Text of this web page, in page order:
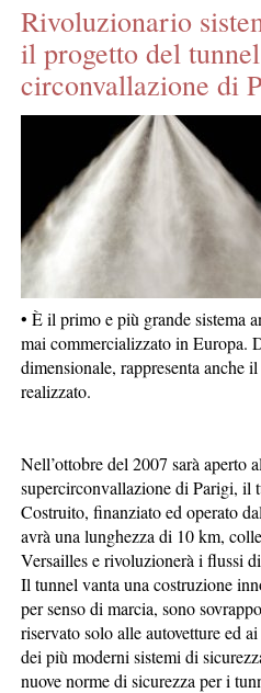
ABOUT US
Rivoluzionario
il progetto del
circonvallazione di
• È il primo e più grande sistema
mai commercializzato in Europa.
dimensionale, rappresenta anche
realizzato.
Nell’ottobre del 2007 sarà aperto
supercirconvallazione di Parigi, il
Costruito, finanziato ed operato
avrà una lunghezza di 10 km,
Versailles e rivoluzionerà i flussi
Il tunnel vanta una costruzione
per senso di marcia, sono
riservato solo alle autovetture ed
dei più moderni sistemi di
nuove norme di sicurezza per i